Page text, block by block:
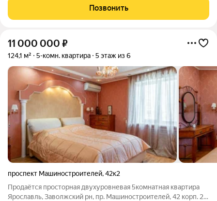
газовым отоплением и современными планировками,
расположен в богатом инфраструктурой
Позвонить
11 000 000 ₽
124,1 м² 5-комн. квартира 5 этаж из 6
проспект Машиностроителей,42к2
Продаётся просторная двухуровневая 5комнатная квартира
Ярославль, Заволжский рн, пр. Машиностроителей, 42 корп. 2.